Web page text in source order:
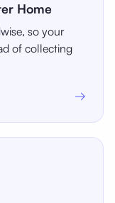
Home
so your
of collecting
→